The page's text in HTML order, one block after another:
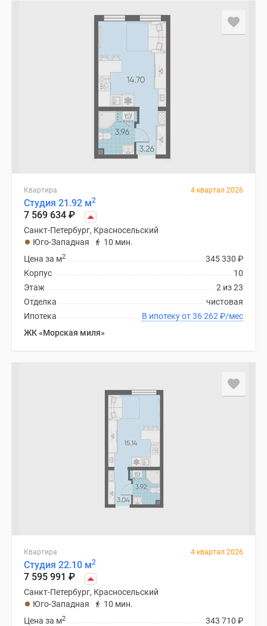
Квартира 4 квартал 2026
Студия 21.92 м2
7 569 634 ₽
Санкт-Петербург, Красносельский
Юго-Западная
10 мин.
345 330 ₽
Цена за м2
10
Корпус
2 из 23
Этаж
чистовая
Отделка
В ипотеку от 36 262 ₽/мес
Ипотека
ЖК «Морская миля»
Квартира 4 квартал 2026
Студия 22.10 м2
7 595 991 ₽
Санкт-Петербург, Красносельский
Юго-Западная
10 мин.
343 710 ₽
Цена за м2